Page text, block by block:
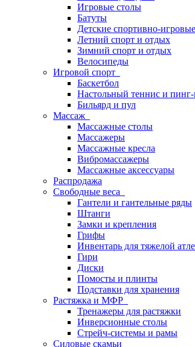
Игровые столы
Батуты
Детские спортивно-
Летний спорт и отдых
Зимний спорт и отдых
Велосипеды
Игровой спорт
Баскетбол
Настольный теннис и
Бильярд и пул
Массаж
Массажные столы
Массажеры
Массажные кресла
Вибромассажеры
Массажные аксессуары
Распродажа
Свободные веса
Гантели и гантельные ряды
Штанги
Замки и крепления
Грифы
Инвентарь для тяжелой
Гири
Диски
Помосты и плинты
Подставки для хранения
Растяжка и МФР
Тренажеры для растяжки
Инверсионные столы
Стрейч-системы и рамы
Силовые скамьи